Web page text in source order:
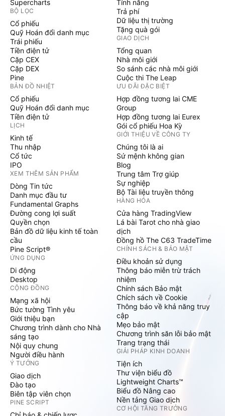
Supercharts
BỘ LỌC
Cổ phiếu
Quỹ Hoán đổi danh mục
Trái phiếu
Tiền điện tử
Cặp CEX
Cặp DEX
Pine
BẢN ĐỒ NHIỆT
Cổ phiếu
Quỹ Hoán đổi danh mục
Tiền điện tử
LỊCH
Kinh tế
Thu nhập
Cổ tức
IPO
XEM THÊM SẢN PHẨM
Dòng Tin tức
Danh mục đầu tư
Fundamental Graphs
Đường cong lợi suất
Quyền chọn
Bản đồ dữ liệu kinh tế toàn
cầu
Pine Script®
ỨNG DỤNG
Di động
Desktop
CỘNG ĐỒNG
Mạng xã hội
Bức tường Tình yêu
Giới thiệu bạn
Chương trình dành cho Nhà
sáng tạo
Nội quy chung
Người điều hành
Ý TƯỞNG
Giao dịch
Đào tạo
Biên tập viên chọn
PINE SCRIPT
Tính năng
Trả phí
Dữ liệu thị trường
Tặng quà gói
GIAO DỊCH
Tổng quan
Nhà môi giới
So sánh các nhà môi giới
Cuộc thi The Leap
ƯU ĐÃI ĐẶC BIỆT
Hợp đồng tương lai CME
Group
Hợp đồng tương lai Eurex
Gói cổ phiếu Hoa Kỳ
GIỚI THIỆU VỀ CÔNG TY
Chúng tôi là ai
Sứ mệnh không gian
Blog
Trung tâm Trợ giúp
Sự nghiệp
Bộ Tài liệu truyền thông
HÀNG HÓA
Cửa hàng TradingView
Lá bài Tarot cho nhà giao
dịch
Đồng hồ The C63 TradeTime
CHÍNH SÁCH & BẢO MẬT
Điều khoản sử dụng
Thông báo miễn trừ trách
nhiệm
Chính sách Bảo mật
Chích sách về Cookie
Thông báo về khả năng truy
cập
Mẹo bảo mật
Chương trình săn lỗi bảo mật
Trang trạng thái
GIẢI PHÁP KINH DOANH
Tiện ích
Thư viện biểu đồ
Lightweight Charts™
Biểu đồ Nâng cao
Nền tảng Giao dịch
CƠ HỘI TĂNG TRƯỞNG